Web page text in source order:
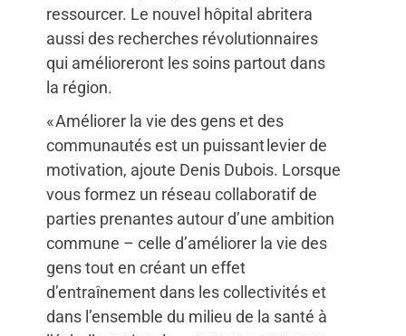
ressourcer. Le nouvel hôpital abritera
aussi des recherches révolutionnaires
qui amélioreront les soins partout dans
la région.
« Améliorer la vie des gens et des
communautés est un puissant levier de
motivation, ajoute Denis Dubois. Lorsque
vous formez un réseau collaboratif de
parties prenantes autour d’une ambition
commune – celle d’améliorer la vie des
gens tout en créant un effet
d’entraînement dans les collectivités et
dans l’ensemble du milieu de la santé à